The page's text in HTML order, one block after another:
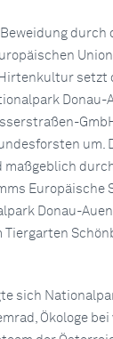
setzt
Donau-
um.
maßgeblich
Europäische
Donau-
Tiergarten
sich
Ökologe